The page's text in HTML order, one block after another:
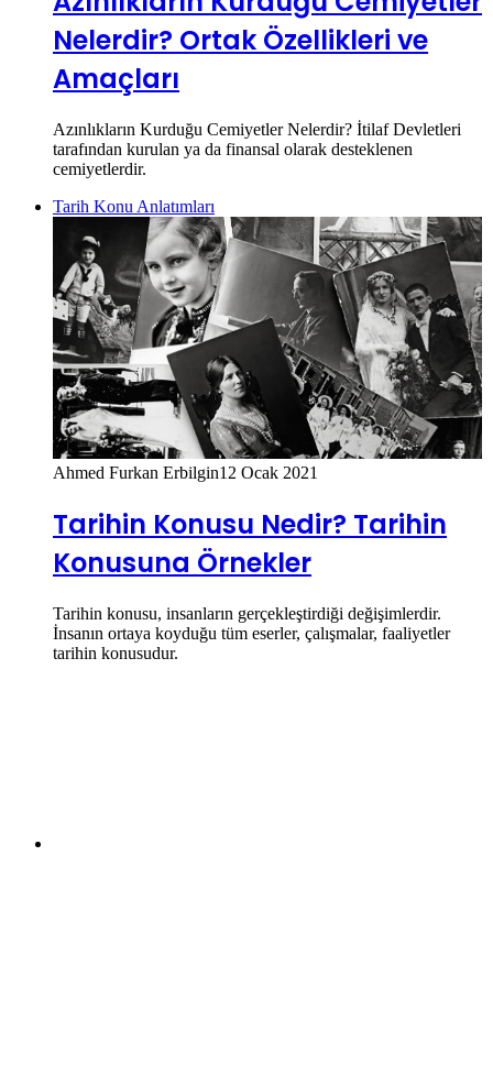
Nelerdir? Ortak Özellikleri ve
Amaçları
Azınlıkların Kurduğu Cemiyetler Nelerdir? İtilaf Devletleri
tarafından kurulan ya da finansal olarak desteklenen
cemiyetlerdir.
Tarih Konu Anlatımları
Ahmed Furkan Erbilgin12 Ocak 2021
Tarihin Konusu Nedir? Tarihin
Konusuna Örnekler
Tarihin konusu, insanların gerçekleştirdiği değişimlerdir.
İnsanın ortaya koyduğu tüm eserler, çalışmalar, faaliyetler
tarihin konusudur.